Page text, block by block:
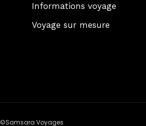
Informations voyage
Voyage sur mesure
©Samsara Voyages